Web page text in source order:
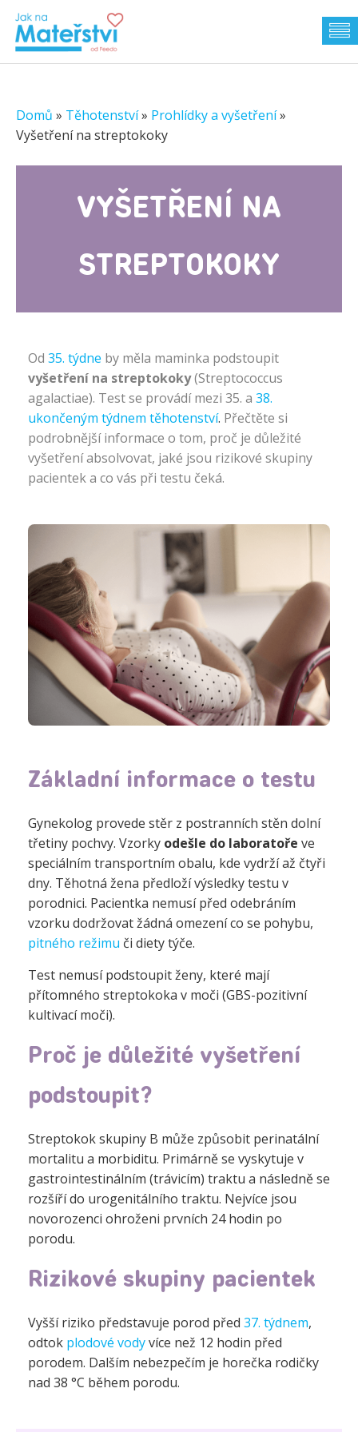
Domů » Těhotenství» Prohlídky a vyšetření»
Vyšetření na streptokoky
VYŠETŘENÍ NA
STREPTOKOKY
Od 35. týdne by měla maminka podstoupit
vyšetření na streptokoky(Streptococcus
agalactiae). Test se provádí mezi 35. a 38.
ukončeným týdnem těhotenství. Přečtěte si
podrobnější informace o tom, proč je důležité
vyšetření absolvovat, jaké jsou rizikové skupiny
pacientek a co vás při testu čeká.
Základní informace o testu
Gynekolog provede stěr z postranních stěn dolní
třetiny pochvy. Vzorky odešle do laboratoře ve
speciálním transportním obalu, kde vydrží až čtyři
dny. Těhotná žena předloží výsledky testu v
porodnici. Pacientka nemusí před odebráním
vzorku dodržovat žádná omezení co se pohybu,
pitného režimu či diety týče.
Test nemusí podstoupit ženy, které mají
přítomného streptokoka v moči (GBS-pozitivní
kultivací moči).
Proč je důležité vyšetření
podstoupit?
Streptokok skupiny B může způsobit perinatální
mortalitu a morbiditu. Primárně se vyskytuje v
gastrointestinálním (trávicím) traktu a následně se
rozšíří do urogenitálního traktu. Nejvíce jsou
novorozenci ohroženi prvních 24 hodin po
porodu.
Rizikové skupiny pacientek
Vyšší riziko představuje porod před 37. týdnem,
odtok plodové vodyvíce než 12 hodin před
porodem. Dalším nebezpečím je horečka rodičky
nad 38 °C během porodu.